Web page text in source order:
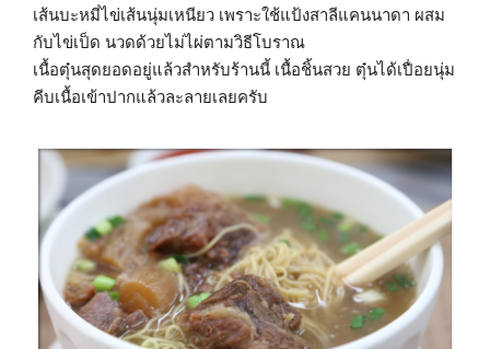
เส้นบะหมี่ไข่เส้นนุ่มเหนียว เพราะใช้แป้งสาลีแคนนาดา ผสม
กับไข่เป็ด นวดด้วยไม่ไผ่ตามวิธีโบราณ
เนื้อตุ๋นสุดยอดอยู่แล้วสำหรับร้านนี้ เนื้อชิ้นสวย ตุ๋นได้เปื่อยนุ่ม
คีบเนื้อเข้าปากแล้วละลายเลยครับ